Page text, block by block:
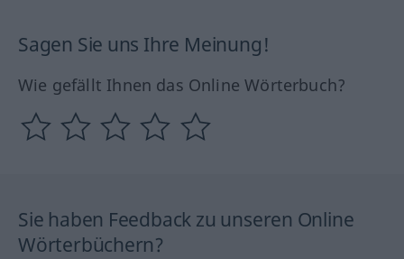
Sagen Sie uns Ihre Meinung!
Wie gefällt Ihnen das Online Wörterbuch?
Sie haben Feedback zu unseren Online
Wörterbüchern?